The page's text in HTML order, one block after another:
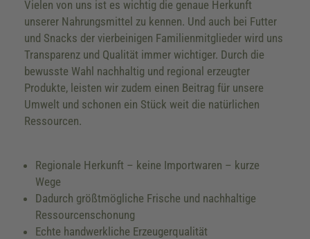
Vielen von uns ist es wichtig die genaue Herkunft
unserer Nahrungsmittel zu kennen. Und auch bei Futter
und Snacks der vierbeinigen Familienmitglieder wird uns
Transparenz und Qualität immer wichtiger. Durch die
bewusste Wahl nachhaltig und regional erzeugter
Produkte, leisten wir zudem einen Beitrag für unsere
Umwelt und schonen ein Stück weit die natürlichen
Ressourcen.
Regionale Herkunft – keine Importwaren – kurze
Wege
Dadurch größtmögliche Frische und nachhaltige
Ressourcenschonung
Echte handwerkliche Erzeugerqualität